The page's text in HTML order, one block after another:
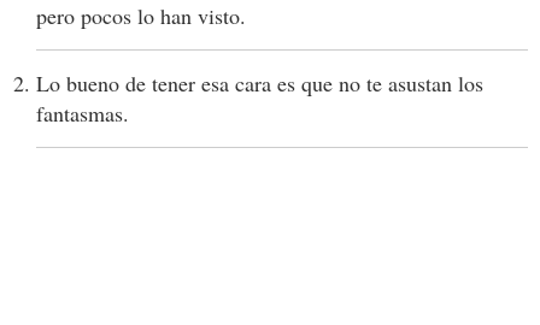
pero pocos lo han visto.
Lo bueno de tener esa cara es que no te asustan los
fantasmas.